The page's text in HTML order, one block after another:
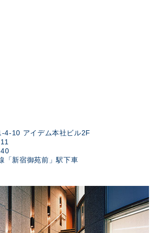
4-10 アイデム本社ビル2F
「新宿御苑前」駅下車